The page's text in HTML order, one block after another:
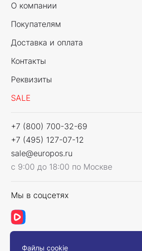
О компании
Покупателям
Доставка и оплата
Контакты
Реквизиты
SALE
+7 (800) 700-32-69
+7 (495) 127-07-12
sale@europos.ru
с 9:00 до 18:00 по Москве
Мы в соцсетях
Файлы cookie